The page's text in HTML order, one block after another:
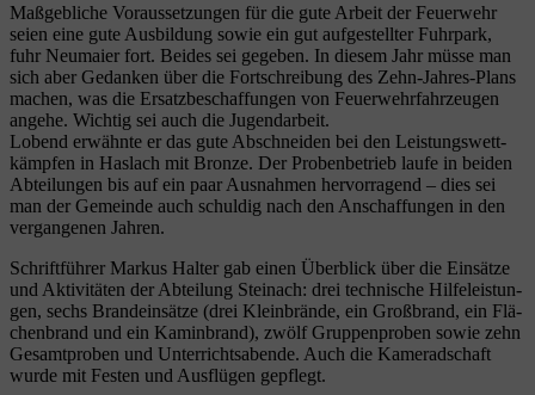
Maß­geb­li­che Vor­aus­set­zun­gen für die gute Arbeit der Feu­er­wehr
sei­en eine gute Aus­bil­dung sowie ein gut auf­ge­stell­ter Fuhr­park,
fuhr Neu­mai­er fort. Bei­des sei gege­ben. In die­sem Jahr müs­se man
sich aber Gedan­ken über die Fort­schrei­bung des Zehn-Jah­res-Plans
machen, was die Ersatz­be­schaf­fun­gen von Feu­er­wehr­fahr­zeu­gen
ange­he. Wich­tig sei auch die Jugendarbeit.
Lobend erwähn­te er das gute Abschnei­den bei den Leis­tungs­wett­
kämp­fen in Has­lach mit Bron­ze. Der Pro­ben­be­trieb lau­fe in bei­den
Abtei­lun­gen bis auf ein paar Aus­nah­men her­vor­ra­gend – dies sei
man der Gemein­de auch schul­dig nach den Anschaf­fun­gen in den
ver­gan­ge­nen Jahren.
Schrift­füh­rer Mar­kus Hal­ter gab einen Über­blick über die Ein­sät­ze
und Akti­vi­tä­ten der Abtei­lung Stein­ach: drei tech­ni­sche Hil­fe­leis­tun­
gen, sechs Brand­ein­sät­ze (drei Klein­brän­de, ein Groß­brand, ein Flä­
chen­brand und ein Kamin­brand), zwölf Grup­pen­pro­ben sowie zehn
Gesamt­pro­ben und Unter­richts­aben­de. Auch die Kame­rad­schaft
wur­de mit Fes­ten und Aus­flü­gen gepflegt.